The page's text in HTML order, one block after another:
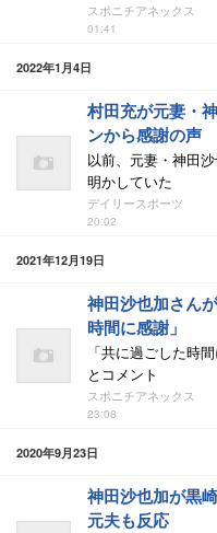
スポニチアネックス
01:41
2022年1月4日
村田充が元妻・
ンから感謝の声
以前、元妻・神田
明かしていた
デイリースポーツ
20:02
2021年12月19日
神田沙也加さん
時間に感謝」
「共に過ごした時
とコメント
スポニチアネックス
23:08
2020年9月23日
神田沙也加が黒
元夫も反応